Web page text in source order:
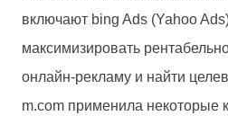
включают bing Ads (Yahoo
максимизировать
онлайн-рекламу и найти
m.com применила некоторые